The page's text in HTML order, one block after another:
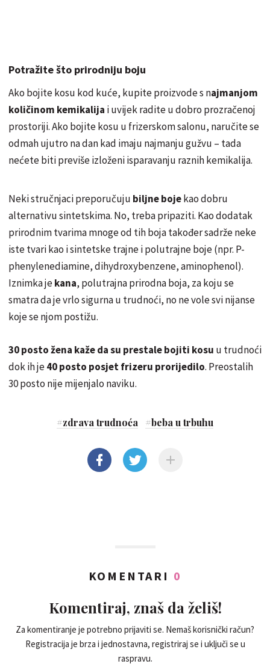
Potražite što prirodniju boju
Ako bojite kosu kod kuće, kupite proizvode s najmanjom
količinom kemikalija i uvijek radite u dobro prozračenoj
prostoriji. Ako bojite kosu u frizerskom salonu, naručite se
odmah ujutro na dan kad imaju najmanju gužvu – tada
nećete biti previše izloženi isparavanju raznih kemikalija.
Neki stručnjaci preporučuju biljne bojekao dobru
alternativu sintetskima. No, treba pripaziti. Kao dodatak
prirodnim tvarima mnoge od tih boja također sadrže neke
iste tvari kao i sintetske trajne i polutrajne boje (npr. P-
phenylenediamine, dihydroxybenzene, aminophenol).
Iznimka jekana, polutrajna prirodna boja, za koju se
smatra da je vrlo sigurna u trudnoći, no ne vole svi nijanse
koje se njom postižu.
30 posto žena kaže da su prestale bojiti kosu u trudnoći
dok ih je40 posto posjet frizeru prorijedilo. Preostalih
30 posto nije mijenjalo naviku.
#zdrava trudnoća #beba u trbuhu
KOMENTARI 0
Komentiraj, znaš da želiš!
Za komentiranje je potrebno prijaviti se. Nemaš korisnički račun?
Registracija je brza i jednostavna, registriraj se i uključi se u
raspravu.